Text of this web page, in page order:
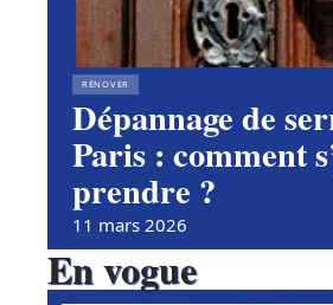
RÉNOVER
Dépannage de
Paris : comment
prendre ?
11 mars 2026
En vogue